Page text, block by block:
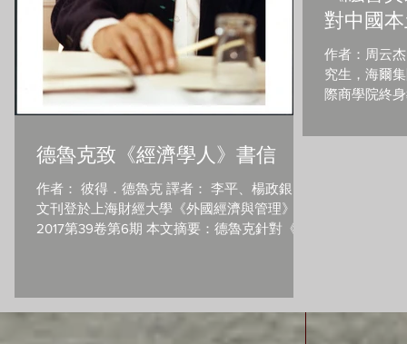
德魯克致《經濟學人》書信
作者： 彼得．德魯克 譯者： 李平、楊政銀 本
文刊登於上海財經大學《外國經濟與管理》
2017第39卷第6期 本文摘要：德魯克針對《經
對中國
作者：周云
究生，海爾
際商學院終
上海財經大